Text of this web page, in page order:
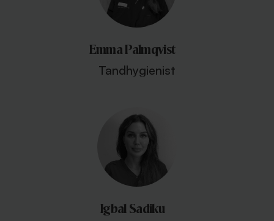
Emma Palmqvist
Tandhygienist
Igbal Sadiku